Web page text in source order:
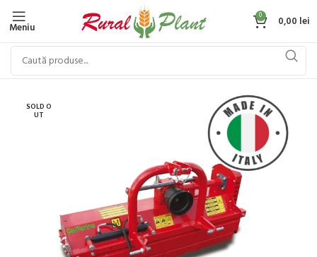
Meniu
0 0,00 lei
SOLD O
UT